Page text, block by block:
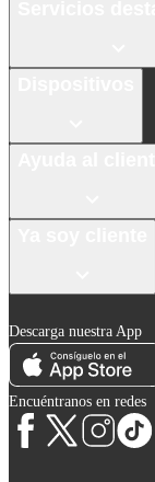
Descarga nuestra App
Encuéntranos en redes